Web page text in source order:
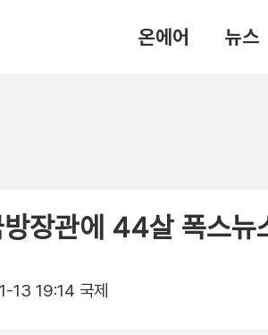
온에어 뉴스
장관에 44살 폭스뉴
13 19:14 국제